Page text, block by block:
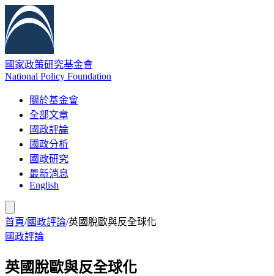
國家政策研究基金會
National Policy Foundation
關於基金會
全部文章
國政評論
國政分析
國政研究
最新消息
English
首頁/國政評論/英國脫歐與反全球化
國政評論
英國脫歐與反全球化